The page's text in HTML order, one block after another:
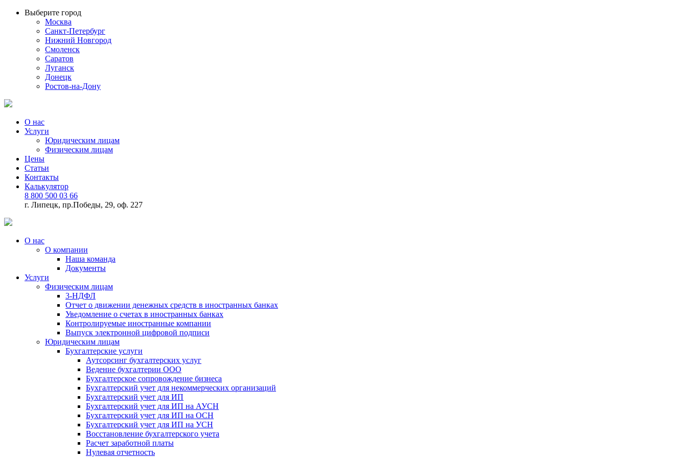
Выберите город
Москва
Санкт-Петербург
Нижний Новгород
Смоленск
Саратов
Луганск
Донецк
Ростов-на-Дону
О нас
Услуги
Юридическим лицам
Физическим лицам
Цены
Статьи
Контакты
Калькулятор
8 800 500 03 66
г. Липецк, пр.Победы, 29, оф. 227
О нас
О компании
Наша команда
Документы
Услуги
Физическим лицам
3-НДФЛ
Отчет о движении денежных средств в иностранных банках
Уведомление о счетах в иностранных банках
Контролируемые иностранные компании
Выпуск электронной цифровой подписи
Юридическим лицам
Бухгалтерские услуги
Аутсорсинг бухгалтерских услуг
Ведение бухгалтерии ООО
Бухгалтерское сопровождение бизнеса
Бухгалтерский учет для некоммерческих организаций
Бухгалтерский учет для ИП
Бухгалтерский учет для ИП на АУСН
Бухгалтерский учет для ИП на ОСН
Бухгалтерский учет для ИП на УСН
Восстановление бухгалтерского учета
Расчет заработной платы
Нулевая отчетность